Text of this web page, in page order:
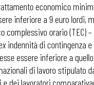
economico
inferiore a 9 euro lordi,
complessivo orario (TEC) –
indennità di contingenza e
essere inferiore a
di lavoro stipulato
dei lavoratori